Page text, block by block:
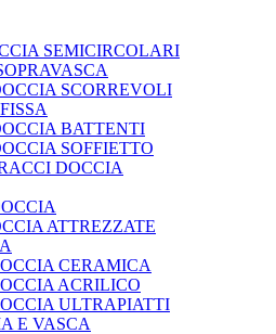
SEMICIRCOLARI
SCORREVOLI
BATTENTI
SOFFIETTO
DOCCIA
ATTREZZATE
CERAMICA
ACRILICO
ULTRAPIATTI
E VASCA